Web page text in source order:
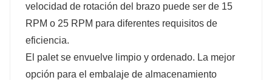
velocidad de rotación del brazo puede ser de 15
RPM o 25 RPM para diferentes requisitos de
eficiencia.
El palet se envuelve limpio y ordenado. La mejor
opción para el embalaje de almacenamiento